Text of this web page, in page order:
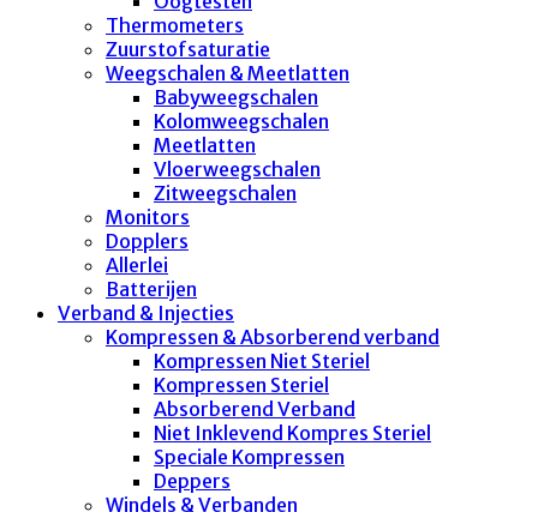
Thermometers
Zuurstofsaturatie
Weegschalen & Meetlatten
Babyweegschalen
Kolomweegschalen
Meetlatten
Vloerweegschalen
Zitweegschalen
Monitors
Dopplers
Allerlei
Batterijen
Verband & Injecties
Kompressen & Absorberend verband
Kompressen Niet Steriel
Kompressen Steriel
Absorberend Verband
Niet Inklevend Kompres Steriel
Speciale Kompressen
Deppers
Windels & Verbanden